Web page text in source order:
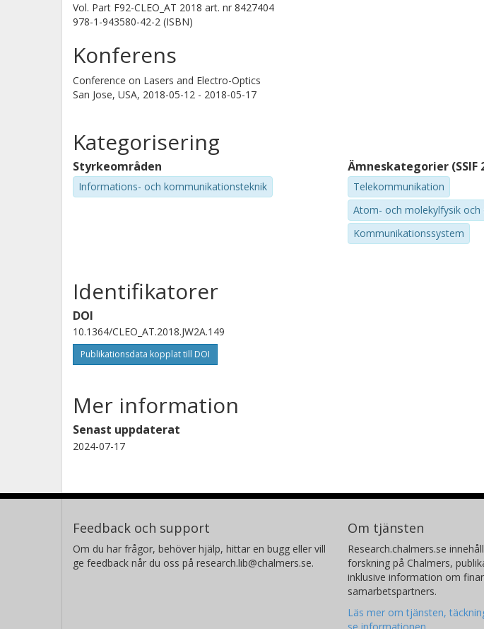
Vol. Part F92-CLEO_AT 2018 art. nr 8427404
978-1-943580-42-2 (ISBN)
Konferens
Conference on Lasers and Electro-Optics
San Jose, USA, 2018-05-12 - 2018-05-17
Kategorisering
Styrkeområden
Informations- och kommunikationsteknik
Ämneskategorier (SSIF
Telekommunikation
Atom- och molekylfysik och
Kommunikationssystem
Identifikatorer
DOI
10.1364/CLEO_AT.2018.JW2A.149
Publikationsdata kopplat till DOI
Mer information
Senast uppdaterat
2024-07-17
Feedback och support
Om du har frågor, behöver hjälp, hittar en bugg eller vill
ge feedback når du oss på research.lib@chalmers.se.
Om tjänsten
Research.chalmers.se
forskning på Chalmers,
inklusive information om
samarbetspartners.
Läs mer om tjänsten,